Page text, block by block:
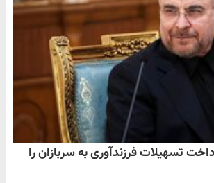
تسهیلات فرزندآوری به سربازان را